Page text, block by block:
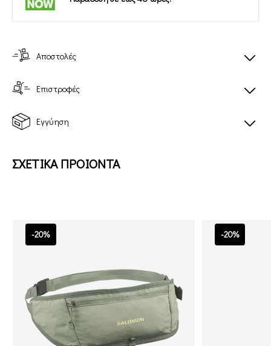
Αποστολές
Επιστροφές
Εγγύηση
ΣΧΕΤΙΚΑ ΠΡΟΙΟΝΤΑ
-20% -20%